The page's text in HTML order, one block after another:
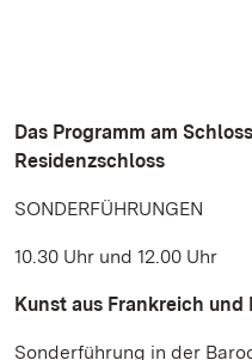
Das Programm am
Residenzschloss
SONDERFÜHRUNGEN
10.30 Uhr und 12.00 Uhr
Kunst aus Frankreich und
Sonderführung in der